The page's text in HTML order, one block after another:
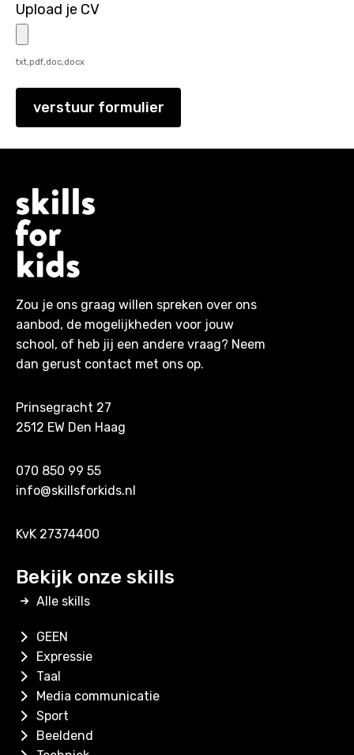
Upload je CV
txt,pdf,doc,docx
verstuur formulier
Zou je ons graag willen spreken over ons
aanbod, de mogelijkheden voor jouw
school, of heb jij een andere vraag? Neem
dan gerust contact met ons op.
Prinsegracht 27
2512 EW Den Haag
070 850 99 55
info@skillsforkids.nl
KvK 27374400
Bekijk onze skills
Alle skills
GEEN
Expressie
Taal
Media communicatie
Sport
Beeldend